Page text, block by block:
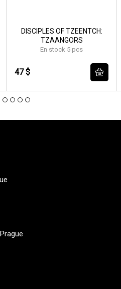
DISCIPLES OF TZEENTCH:
TZAANGORS
En stock 5 pcs
47 $